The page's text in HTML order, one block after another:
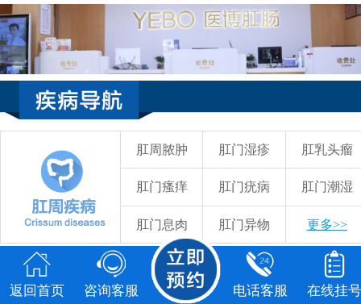
返回首页 咨询客服 电话客服 在线挂号